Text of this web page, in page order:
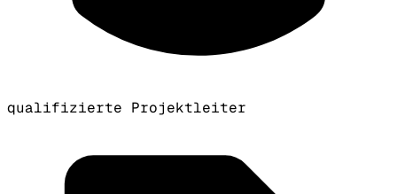
qualifizierte Projektleiter